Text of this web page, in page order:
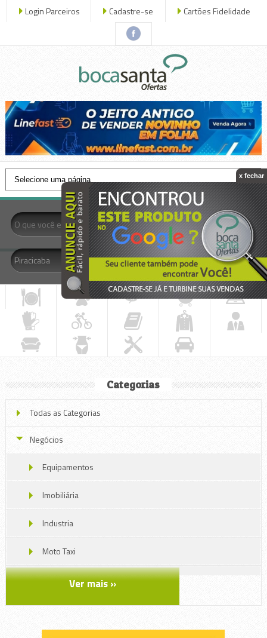
Login Parceiros Cadastre-se Cartões Fidelidade
- Todas as Categorias -
Piracicaba
Categorias
Todas as Categorias
Negócios
Equipamentos
Imobiliária
Industria
Moto Taxi
Móveis
Serviços
Ver mais »
x fechar